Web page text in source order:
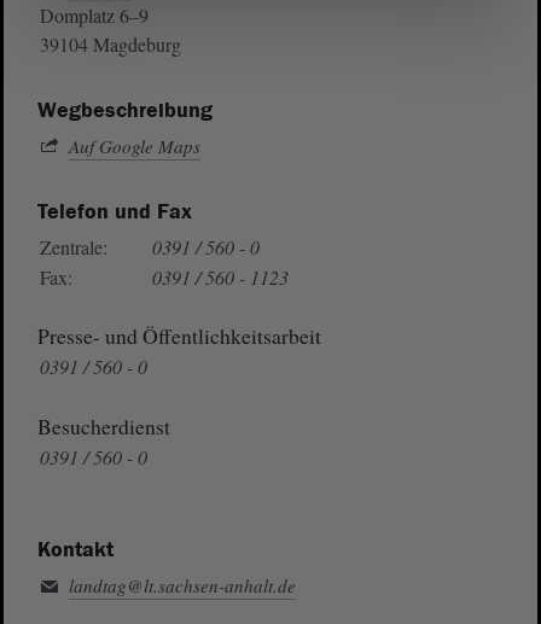
Domplatz 6–9
39104 Magdeburg
Wegbeschreibung
Auf Google Maps
Telefon und Fax
Zentrale:
0391 / 560 - 0
Fax:
0391 / 560 - 1123
Presse- und Öffentlichkeitsarbeit
0391 / 560 - 0
Besucherdienst
0391 / 560 - 0
Kontakt
landtag@lt.sachsen-anhalt.de